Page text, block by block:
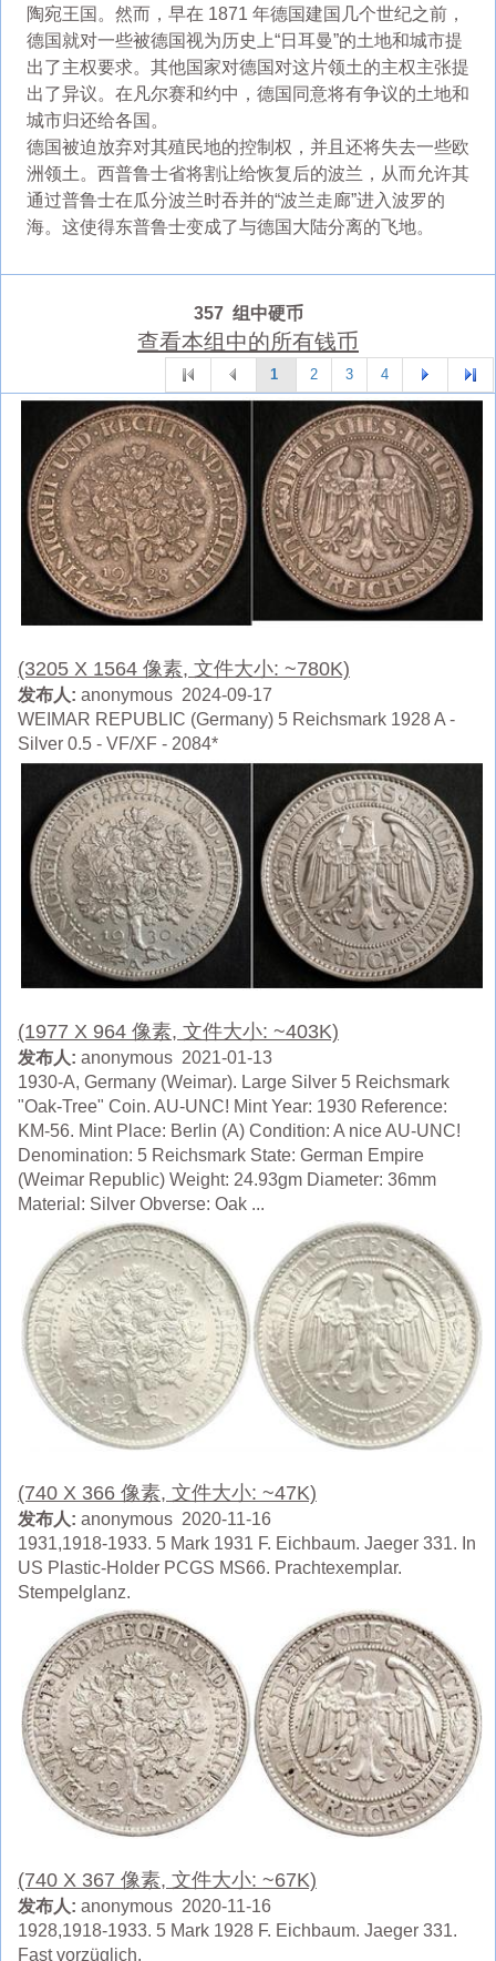
陶宛王国。然而，早在 1871 年德国建国几个世纪之前，
德国就对一些被德国视为历史上“日耳曼”的土地和城市提
出了主权要求。其他国家对德国对这片领土的主权主张提
出了异议。在凡尔赛和约中，德国同意将有争议的土地和
城市归还给各国。
德国被迫放弃对其殖民地的控制权，并且还将失去一些欧
洲领土。西普鲁士省将割让给恢复后的波兰，从而允许其
通过普鲁士在瓜分波兰时吞并的“波兰走廊”进入波罗的
海。这使得东普鲁士变成了与德国大陆分离的飞地。
357 组中硬币
查看本组中的所有钱币
1 2 3 4
(3205 X 1564 像素, 文件大小: ~780K)
发布人: anonymous 2024-09-17
WEIMAR REPUBLIC (Germany) 5 Reichsmark 1928 A -
Silver 0.5 - VF/XF - 2084*
(1977 X 964 像素, 文件大小: ~403K)
发布人: anonymous 2021-01-13
1930-A, Germany (Weimar). Large Silver 5 Reichsmark
"Oak-Tree" Coin. AU-UNC! Mint Year: 1930 Reference:
KM-56. Mint Place: Berlin (A) Condition: A nice AU-UNC!
Denomination: 5 Reichsmark State: German Empire
(Weimar Republic) Weight: 24.93gm Diameter: 36mm
Material: Silver Obverse: Oak ...
(740 X 366 像素, 文件大小: ~47K)
发布人: anonymous 2020-11-16
1931,1918-1933. 5 Mark 1931 F. Eichbaum. Jaeger 331. In
US Plastic-Holder PCGS MS66. Prachtexemplar.
Stempelglanz.
(740 X 367 像素, 文件大小: ~67K)
发布人: anonymous 2020-11-16
1928,1918-1933. 5 Mark 1928 F. Eichbaum. Jaeger 331.
Fast vorzüglich.